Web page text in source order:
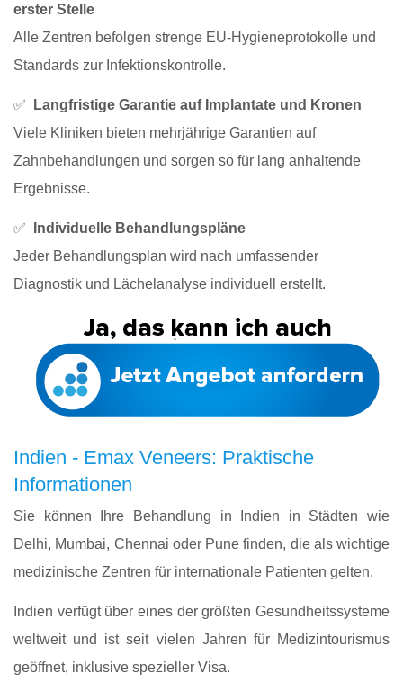
erster Stelle
Alle Zentren befolgen strenge EU-Hygieneprotokolle und
Standards zur Infektionskontrolle.
✅
Langfristige Garantie auf Implantate und Kronen
Viele Kliniken bieten mehrjährige Garantien auf
Zahnbehandlungen und sorgen so für lang anhaltende
Ergebnisse.
✅
Individuelle Behandlungspläne
Jeder Behandlungsplan wird nach umfassender
Diagnostik und Lächelanalyse individuell erstellt.
Indien - Emax Veneers: Praktische
Informationen
Sie können Ihre Behandlung in Indien in Städten wie
Delhi, Mumbai, Chennai oder Pune finden, die als wichtige
medizinische Zentren für internationale Patienten gelten.
Indien verfügt über eines der größten Gesundheitssysteme
weltweit und ist seit vielen Jahren für Medizintourismus
geöffnet, inklusive spezieller Visa.